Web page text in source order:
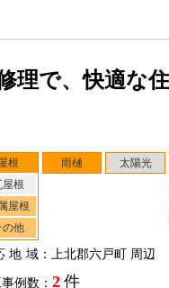
理で、快適な
根
屋根
屋根
の他
雨樋 太陽光
地域：上北郡六戸町 周辺
例数： 2 件